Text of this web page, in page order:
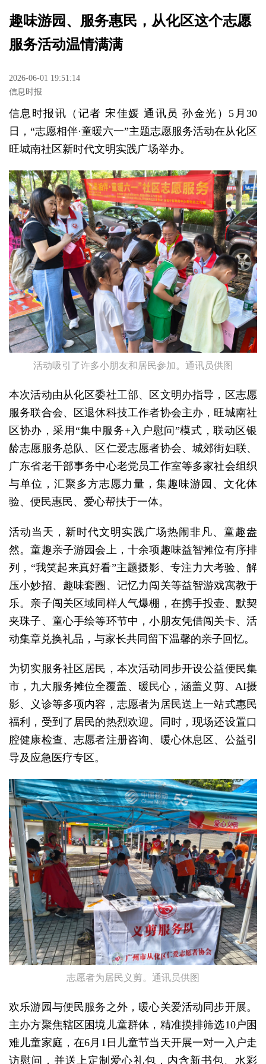
趣味游园、服务惠民，从化区这个志愿
服务活动温情满满
2026-06-01 19:51:14
信息时报
信息时报讯（记者 宋佳媛 通讯员 孙金光）5月30
日，“志愿相伴·童暖六一”主题志愿服务活动在从化区
旺城南社区新时代文明实践广场举办。
活动吸引了许多小朋友和居民参加。通讯员供图
本次活动由从化区委社工部、区文明办指导，区志愿
服务联合会、区退休科技工作者协会主办，旺城南社
区协办，采用“集中服务+入户慰问”模式，联动区银
龄志愿服务总队、区仁爱志愿者协会、城郊街妇联、
广东省老干部事务中心老党员工作室等多家社会组织
与单位，汇聚多方志愿力量，集趣味游园、文化体
验、便民惠民、爱心帮扶于一体。
活动当天，新时代文明实践广场热闹非凡、童趣盎
然。童趣亲子游园会上，十余项趣味益智摊位有序排
列，“我笑起来真好看”主题摄影、专注力大考验、解
压小妙招、趣味套圈、记忆力闯关等益智游戏寓教于
乐。亲子闯关区域同样人气爆棚，在携手投壶、默契
夹珠子、童心手绘等环节中，小朋友凭借闯关卡、活
动集章兑换礼品，与家长共同留下温馨的亲子回忆。
为切实服务社区居民，本次活动同步开设公益便民集
市，九大服务摊位全覆盖、暖民心，涵盖义剪、AI摄
影、义诊等多项内容，志愿者为居民送上一站式惠民
福利，受到了居民的热烈欢迎。同时，现场还设置口
腔健康检查、志愿者注册咨询、暖心休息区、公益引
导及应急医疗专区。
志愿者为居民义剪。通讯员供图
欢乐游园与便民服务之外，暖心关爱活动同步开展。
主办方聚焦辖区困境儿童群体，精准摸排筛选10户困
难儿童家庭，在6月1日儿童节当天开展一对一入户走
访慰问，并送上定制爱心礼包，内含新书包、水彩